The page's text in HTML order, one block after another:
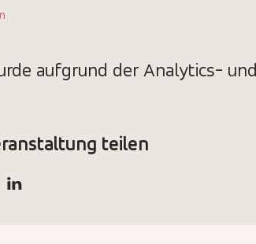
aufgrund der Analytics-
teilen